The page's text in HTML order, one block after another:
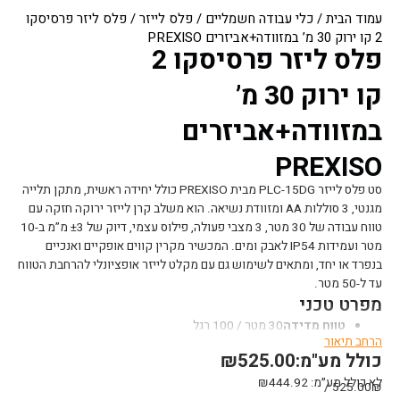
עמוד הבית/כלי עבודה חשמליים / פלס לייזר/ פלס ליזר פרסיסקו
2 קו ירוק 30 מ’ במזוודה+אביזרים PREXISO
פלס ליזר פרסיסקו 2
קו ירוק 30 מ’
במזוודה+אביזרים
PREXISO
סט פלס לייזר PLC-15DG מבית PREXISO כולל יחידה ראשית, מתקן תלייה
מגנטי, 3 סוללות AA ומזוודת נשיאה. הוא משלב קרן לייזר ירוקה חזקה עם
טווח עבודה של 30 מטר, 3 מצבי פעולה, פילוס עצמי, דיוק של ±3 מ”מ ב-10
מטר ועמידות IP54 לאבק ומים. המכשיר מקרין קווים אופקיים ואנכיים
בנפרד או יחד, ומתאים לשימוש גם עם מקלט לייזר אופציונלי להרחבת הטווח
עד ל-50 מטר.
מפרט טכני
טווח מדידה30 מטר / 100 רגל
דיוק
טווח פילוס עצמי3.5°±
גודל כלי10.8×5.6×10.3 ס”מ
הרחב תיאור
₪525.00כולל מע"מ:
לא כולל מע״מ: ₪444.92
525.00₪ /